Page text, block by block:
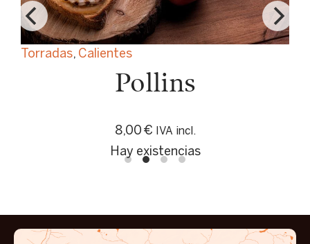
Torradas, Calientes
Pollins
8,00 € IVA incl.
Hay existencias